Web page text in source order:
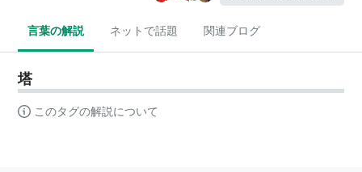
言葉の解説 ネットで話題 関連ブログ
塔
このタグの解説について